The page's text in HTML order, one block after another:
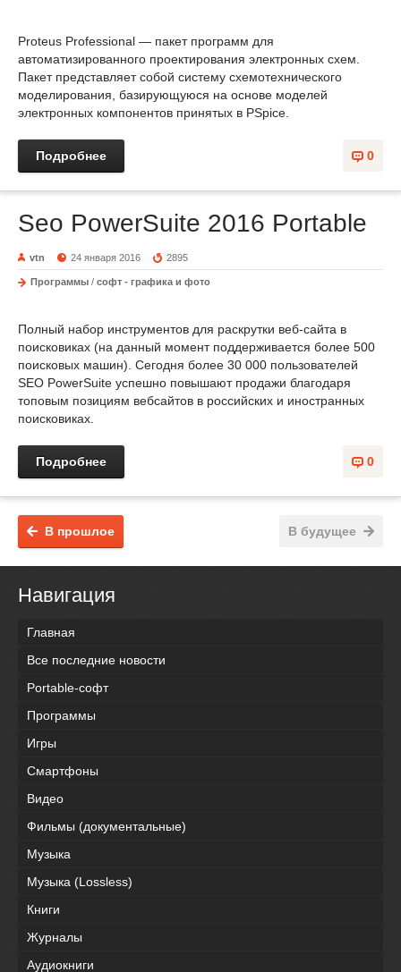
Proteus Professional — пакет программ для
автоматизированного проектирования электронных схем.
Пакет представляет собой систему схемотехнического
моделирования, базирующуюся на основе моделей
электронных компонентов принятых в PSpice.
0
Подробнее
Seo PowerSuite 2016 Portable
vtn 24 января 2016 2895
Программы / софт - графика и фото
Полный набор инструментов для раскрутки веб-сайта в
поисковиках (на данный момент поддерживается более 500
поисковых машин). Сегодня более 30 000 пользователей
SEO PowerSuite успешно повышают продажи благодаря
топовым позициям вебсайтов в российских и иностранных
поисковиках.
0
Подробнее
В будущее
В прошлое
Навигация
Главная
Все последние новости
Portable-софт
Программы
Игры
Смартфоны
Видео
Фильмы (документальные)
Музыка
Музыка (Lossless)
Книги
Журналы
Аудиокниги